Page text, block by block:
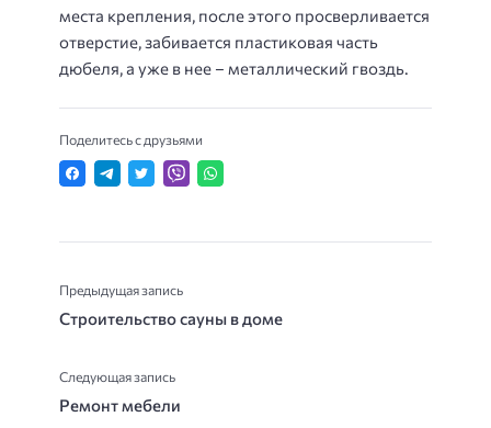
места крепления, после этого просверливается
отверстие, забивается пластиковая часть
дюбеля, а уже в нее – металлический гвоздь.
Поделитесь с друзьями
Предыдущая запись
Строительство сауны в доме
Следующая запись
Ремонт мебели